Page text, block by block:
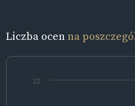
Liczba ocenna
22